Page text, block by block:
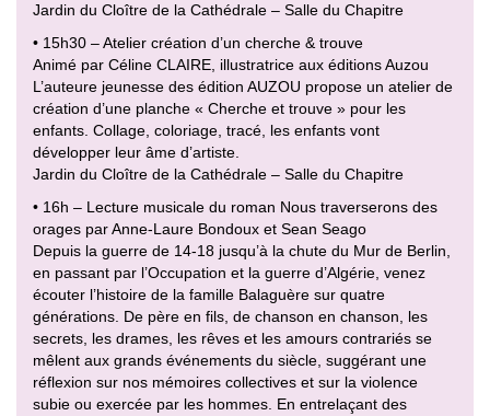
Jardin du Cloître de la Cathédrale – Salle du Chapitre
• 15h30 – Atelier création d’un cherche & trouve
Animé par Céline CLAIRE, illustratrice aux éditions Auzou
L’auteure jeunesse des édition AUZOU propose un atelier de
création d’une planche « Cherche et trouve » pour les
enfants. Collage, coloriage, tracé, les enfants vont
développer leur âme d’artiste.
Jardin du Cloître de la Cathédrale – Salle du Chapitre
• 16h – Lecture musicale du roman Nous traverserons des
orages par Anne-Laure Bondoux et Sean Seago
Depuis la guerre de 14-18 jusqu’à la chute du Mur de Berlin,
en passant par l’Occupation et la guerre d’Algérie, venez
écouter l’histoire de la famille Balaguère sur quatre
générations. De père en fils, de chanson en chanson, les
secrets, les drames, les rêves et les amours contrariés se
mêlent aux grands événements du siècle, suggérant une
réflexion sur nos mémoires collectives et sur la violence
subie ou exercée par les hommes. En entrelaçant des